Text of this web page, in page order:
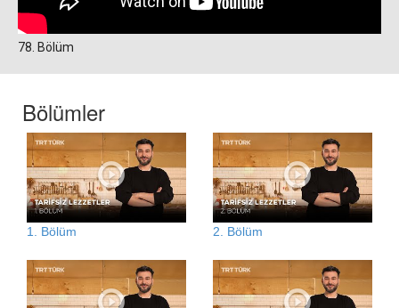
78. Bölüm
Bölümler
1. Bölüm 2. Bölüm